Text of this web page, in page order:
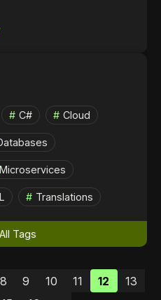
C# Cloud
Microservices
Translations
Tags
8 9 10 11 12
13